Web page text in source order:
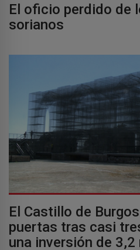
El oficio perdido de
sorianos
El Castillo de
puertas tras casi
una inversión de